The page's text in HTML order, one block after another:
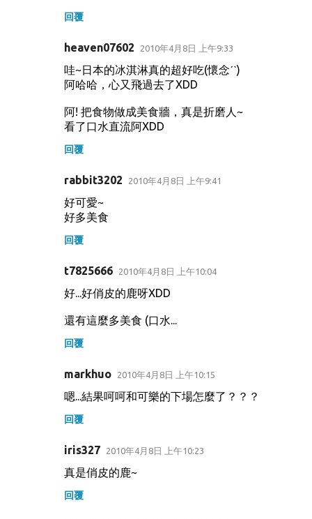
回覆
heaven07602 2010年4月8日 上午9:33
哇~日本的冰淇淋真的超好吃(懷念ˊˋ)
阿哈哈，心又飛過去了XDD
阿! 把食物做成美食牆，真是折磨人~
看了口水直流阿XDD
回覆
rabbit3202 2010年4月8日 上午9:41
好可愛~
好多美食
回覆
t7825666 2010年4月8日 上午10:04
好...好俏皮的鹿呀XDD
還有這麼多美食 (口水...
回覆
markhuo 2010年4月8日 上午10:15
嗯...結果呵呵和可樂的下場怎麼了？？？
回覆
iris327 2010年4月8日 上午10:23
真是俏皮的鹿~
回覆